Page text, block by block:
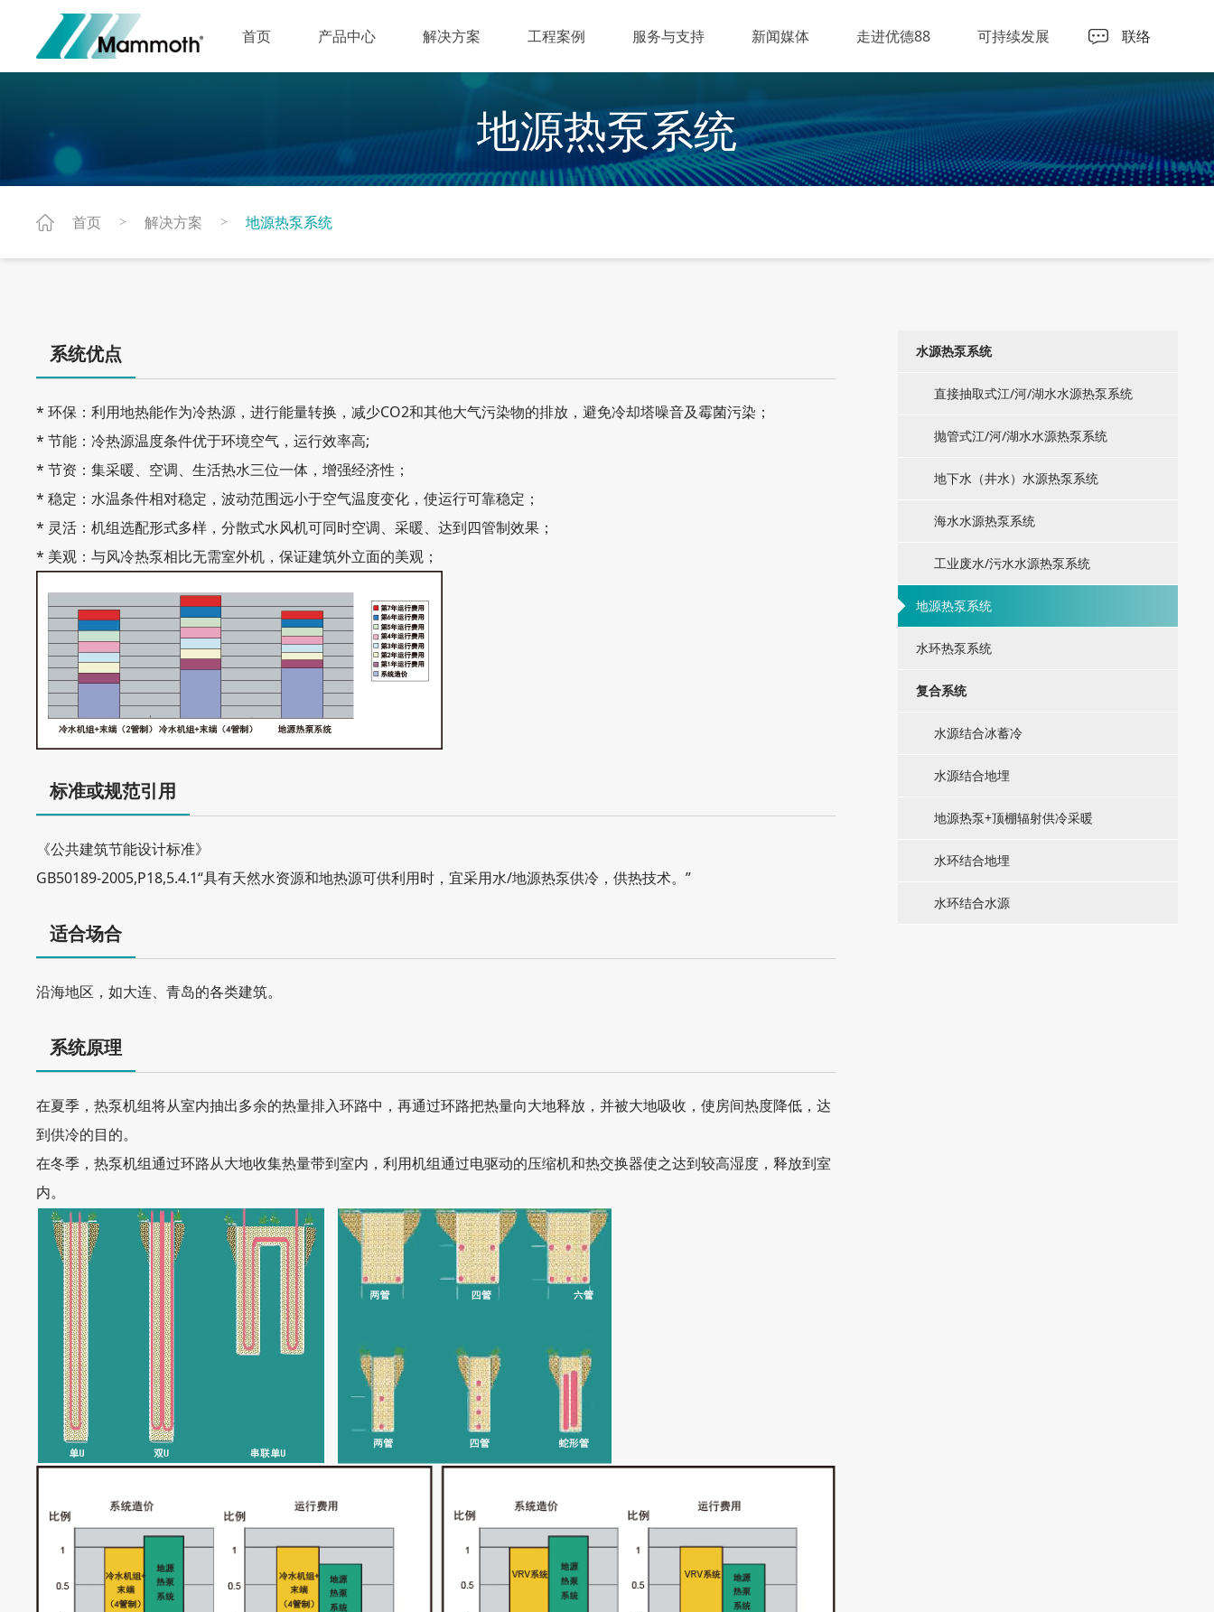
首页 产品中心 解决方案 工程案例 服务与支持 新闻媒体 走进优德88 可持续发展 联络
地源热泵系统
首页 > 解决方案 > 地源热泵系统
系统优点
* 环保：利用地热能作为冷热源，进行能量转换，减少CO2和其他大气污染物的排放，避免冷却塔噪音及霉菌污染；
* 节能：冷热源温度条件优于环境空气，运行效率高;
* 节资：集采暖、空调、生活热水三位一体，增强经济性；
* 稳定：水温条件相对稳定，波动范围远小于空气温度变化，使运行可靠稳定；
* 灵活：机组选配形式多样，分散式水风机可同时空调、采暖、达到四管制效果；
* 美观：与风冷热泵相比无需室外机，保证建筑外立面的美观；
标准或规范引用
《公共建筑节能设计标准》
GB50189-2005,P18,5.4.1“具有天然水资源和地热源可供利用时，宜采用水/地源热泵供冷，供热技术。”
适合场合
沿海地区，如大连、青岛的各类建筑。
系统原理
在夏季，热泵机组将从室内抽出多余的热量排入环路中，再通过环路把热量向大地释放，并被大地吸收，使房间热度降低，达
到供冷的目的。
在冬季，热泵机组通过环路从大地收集热量带到室内，利用机组通过电驱动的压缩机和热交换器使之达到较高湿度，释放到室
内。
水源热泵系统
直接抽取式江/河/湖水水源热泵系统
抛管式江/河/湖水水源热泵系统
地下水（井水）水源热泵系统
海水水源热泵系统
工业废水/污水水源热泵系统
地源热泵系统
水环热泵系统
复合系统
水源结合冰蓄冷
水源结合地埋
地源热泵+顶棚辐射供冷采暖
水环结合地埋
水环结合水源